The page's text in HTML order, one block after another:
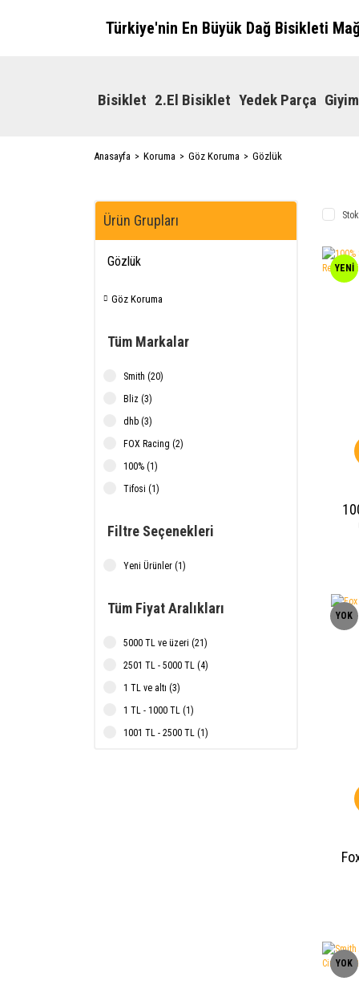
Türkiye'nin En Büyük Dağ Bisikleti
Bisiklet 2.El Bisiklet Yedek Parça Giyim
Anasayfa Koruma Göz Koruma Gözlük
Ürün Grupları
Gözlük
Göz Koruma
Tüm Markalar
Smith (20)
Bliz (3)
dhb (3)
FOX Racing (2)
100% (1)
Tifosi (1)
Filtre Seçenekleri
Yeni Ürünler (1)
Tüm Fiyat Aralıkları
5000 TL ve üzeri (21)
2501 TL - 5000 TL (4)
1 TL ve altı (3)
1 TL - 1000 TL (1)
1001 TL - 2500 TL (1)
YENİ
YOK
YOK